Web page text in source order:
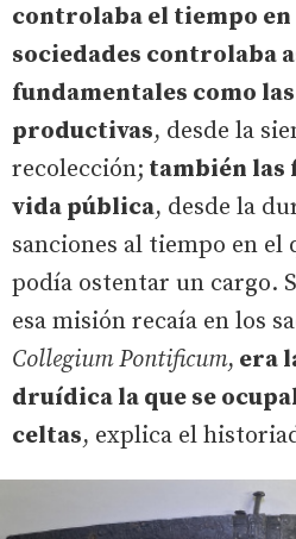
controlaba el tiempo en
sociedades controlaba
fundamentales como
productivas, desde la
recolección; también las
vida pública, desde la
sanciones al tiempo en
podía ostentar un cargo.
esa misión recaía en los
Collegium Pontificum, era
druídica la que se
celtas, explica el